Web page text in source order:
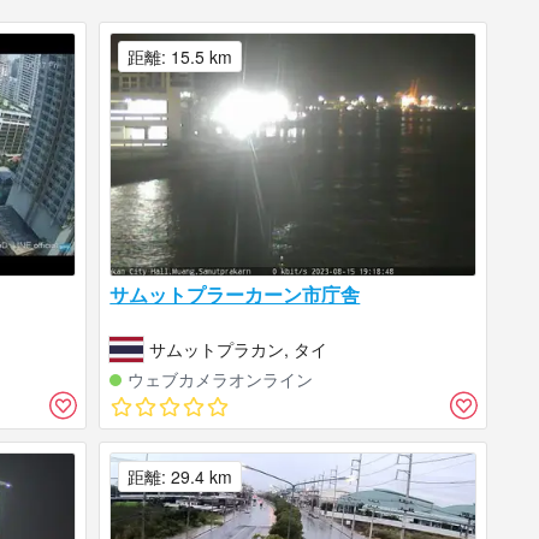
サムットプラーカーン市庁舎
サムットプラカン, タイ
ウェブカメラオンライン
距離: 15.5 km
距離: 29.4 km